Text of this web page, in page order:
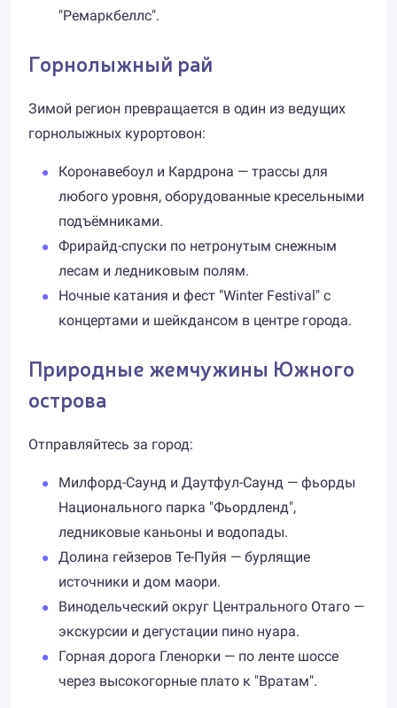
"Ремаркбеллс".
Горнолыжный рай
Зимой регион превращается в один из ведущих
горнолыжных курортовон:
Коронавебоул и Кардрона — трассы для
любого уровня, оборудованные кресельными
подъёмниками.
Фрирайд-спуски по нетронутым снежным
лесам и ледниковым полям.
Ночные катания и фест "Winter Festival" с
концертами и шейкдансом в центре города.
Природные жемчужины Южного
острова
Отправляйтесь за город:
Милфорд-Саунд и Даутфул-Саунд — фьорды
Национального парка "Фьордленд",
ледниковые каньоны и водопады.
Долина гейзеров Те-Пуйя — бурлящие
источники и дом маори.
Винодельческий округ Центрального Отаго —
экскурсии и дегустации пино нуара.
Горная дорога Гленорки — по ленте шоссе
через высокогорные плато к "Вратам".